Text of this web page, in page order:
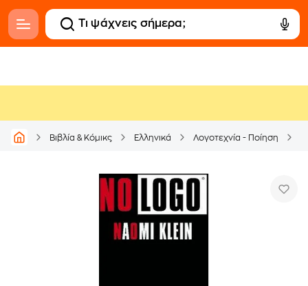
Βιβλία & Κόμικς Ελληνικά Λογοτεχνία - Ποίηση